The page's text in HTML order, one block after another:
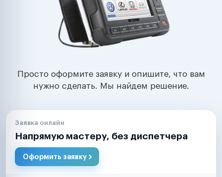
Просто оформите заявку и опишите, что вам
нужно сделать. Мы найдем решение.
Заявка онлайн
Напрямую мастеру, без диспетчера
Оформить заявку